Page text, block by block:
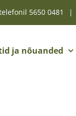
5650 0481 |
ja nõuanded